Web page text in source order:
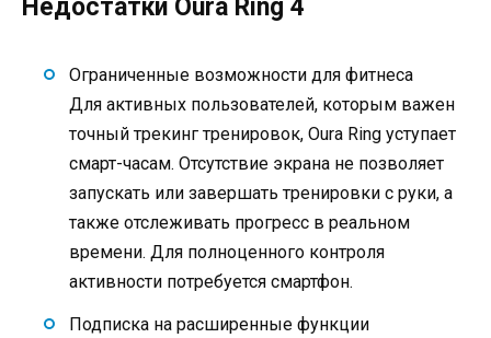
Недостатки Oura Ring 4
Ограниченные возможности для фитнеса
Для активных пользователей, которым важен
точный трекинг тренировок, Oura Ring уступает
смарт-часам. Отсутствие экрана не позволяет
запускать или завершать тренировки с руки, а
также отслеживать прогресс в реальном
времени. Для полноценного контроля
активности потребуется смартфон.
Подписка на расширенные функции